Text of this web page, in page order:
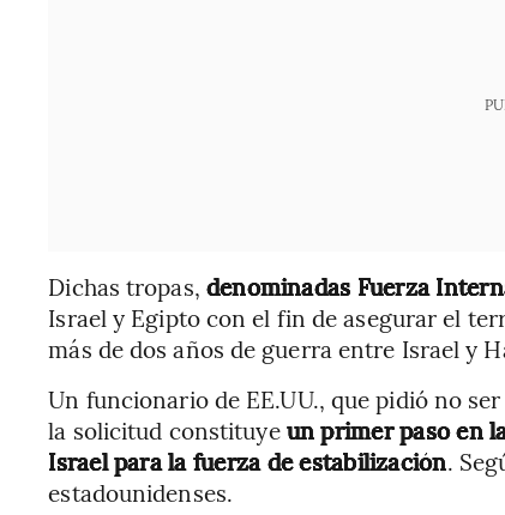
Dichas tropas, denominadas Fuerza
Israel y Egipto con el fin de asegurar el
más de dos años de guerra entre Israel y
Un funcionario de EE.UU., que pidió no
la solicitud constituyeun primer paso en
Israel para la fuerza de estabilización.
estadounidenses.